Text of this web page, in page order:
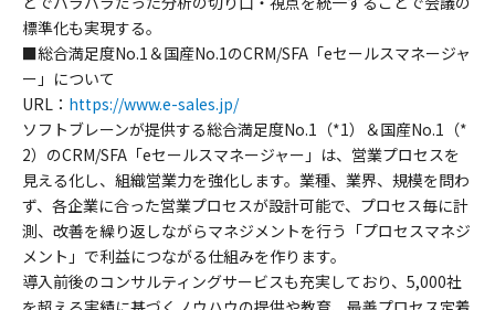
標準化も実現する。
■総合満足度No.1＆国産No.1のCRM/SFA「eセールスマネージャ
ー」について
URL： https://www.e-sales.jp/
ソフトブレーンが提供する総合満足度No.1（*1）＆国産No.1（*
2）のCRM/SFA「eセールスマネージャー」は、営業プロセスを
見える化し、組織営業力を強化します。業種、業界、規模を問わ
ず、各企業に合った営業プロセスが設計可能で、プロセス毎に計
測、改善を繰り返しながらマネジメントを行う「プロセスマネジ
メント」で利益につながる仕組みを作ります。
導入前後のコンサルティングサービスも充実しており、5,000社